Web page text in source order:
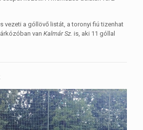
vezeti a góllövő listát, a toronyi fiú tizenhat
van Kalmár Sz. is, aki 11 góllal